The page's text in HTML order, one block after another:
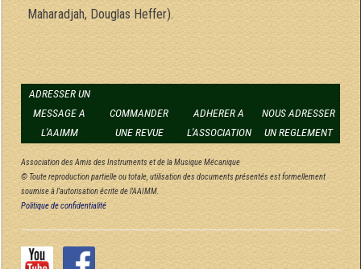
Maharadjah, Douglas Heffer).
ADRESSER UN
MESSAGE A
L'AAIMM
COMMANDER
UNE REVUE
ADHERER A
L'ASSOCIATION
NOUS ADRESSER
UN REGLEMENT
Association des Amis des Instruments et de la Musique Mécanique
© Toute reproduction partielle ou totale, utilisation des documents présentés est formellement
soumise à l'autorisation écrite de l'AAIMM.
Politique de confidentialité